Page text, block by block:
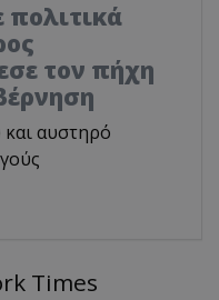
πολιτικά
τον πήχη
αυστηρό
Times